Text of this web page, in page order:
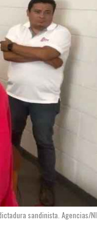
sandinista. Agencias/NI